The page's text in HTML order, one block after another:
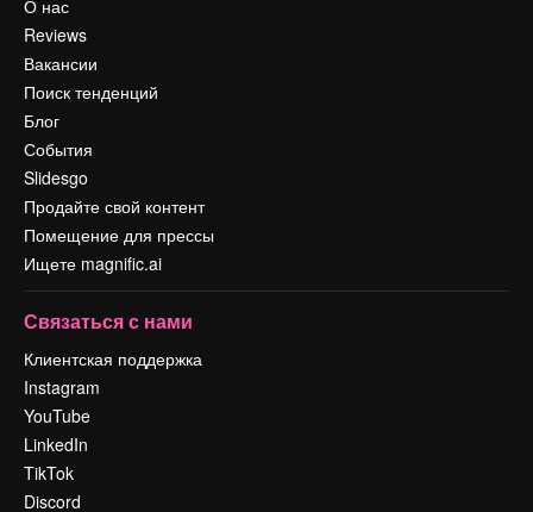
О нас
Reviews
Вакансии
Поиск тенденций
Блог
События
Slidesgo
Продайте свой контент
Помещение для прессы
Ищете magnific.ai
Связаться с нами
Клиентская поддержка
Instagram
YouTube
LinkedIn
TikTok
Discord